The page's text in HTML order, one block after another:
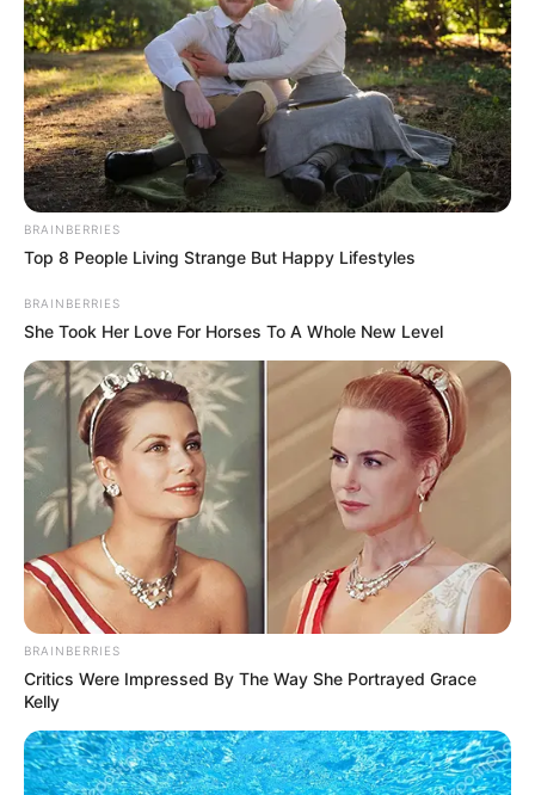
BRAINBERRIES
Top 8 People Living Strange But Happy Lifestyles
BRAINBERRIES
She Took Her Love For Horses To A Whole New Level
BRAINBERRIES
Critics Were Impressed By The Way She Portrayed Grace
Kelly